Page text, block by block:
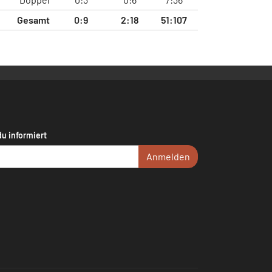
Gesamt
0:9 2:18 51:107
informiert
Anmelden